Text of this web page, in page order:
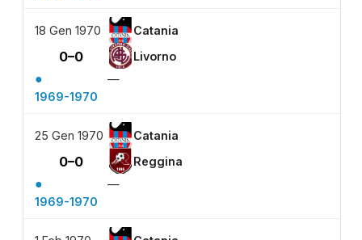
18 Gen 1970 Catania
0–0 Livorno
●
—
1969-1970
25 Gen 1970 Catania
0–0 Reggina
●
—
1969-1970